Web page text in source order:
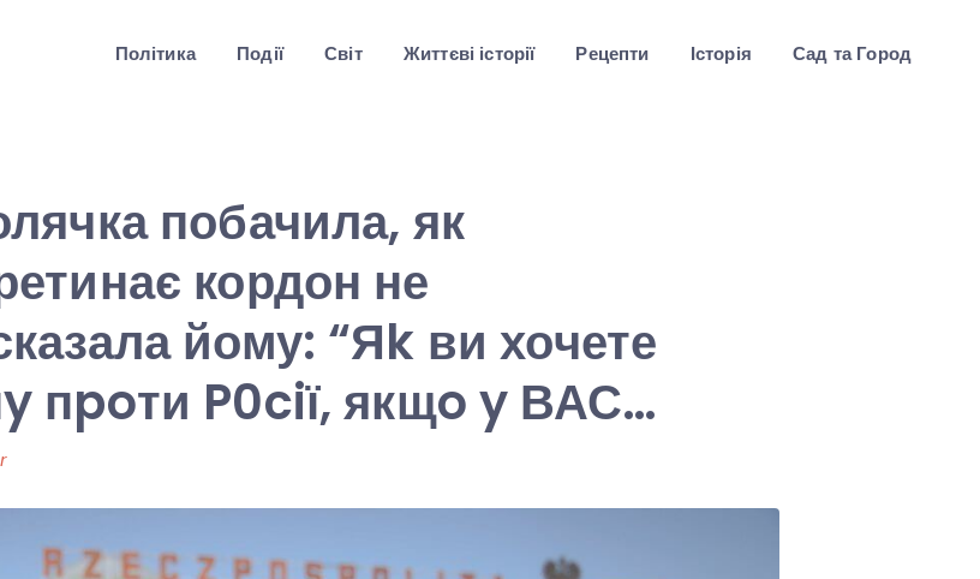
Політика Події Світ Життєві історії Рецепти Історія Сад та Город
побачила, як
кордон не
йому: “Яk ви хочете
пpoти P0ciї, якщo y ВАС…